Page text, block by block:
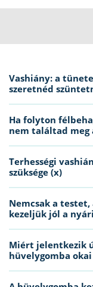
Vashiány: a
szeretnéd
Ha folyton
nem találtad meg
Terhességi
szüksége (x)
Nemcsak a
kezeljük jól a
Miért jelentkezik
hüvelygomba